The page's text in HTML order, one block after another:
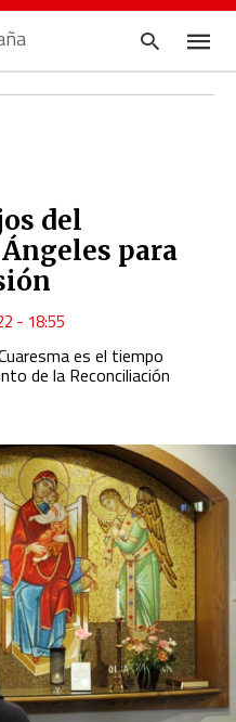
del
para
- 18:55
es el tiempo
de la Reconciliación